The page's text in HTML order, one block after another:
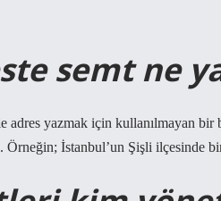
semt ne
adres yazmak için kullanılmayan
Örneğin; İstanbul’un Şişli ilçesinde